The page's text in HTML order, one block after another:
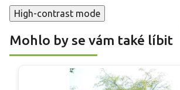
High-contrast mode
Mohlo by se vám také líbit